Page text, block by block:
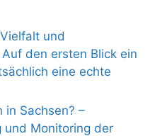
und
den ersten Blick ein
eine echte
in Sachsen? –
und Monitoring der